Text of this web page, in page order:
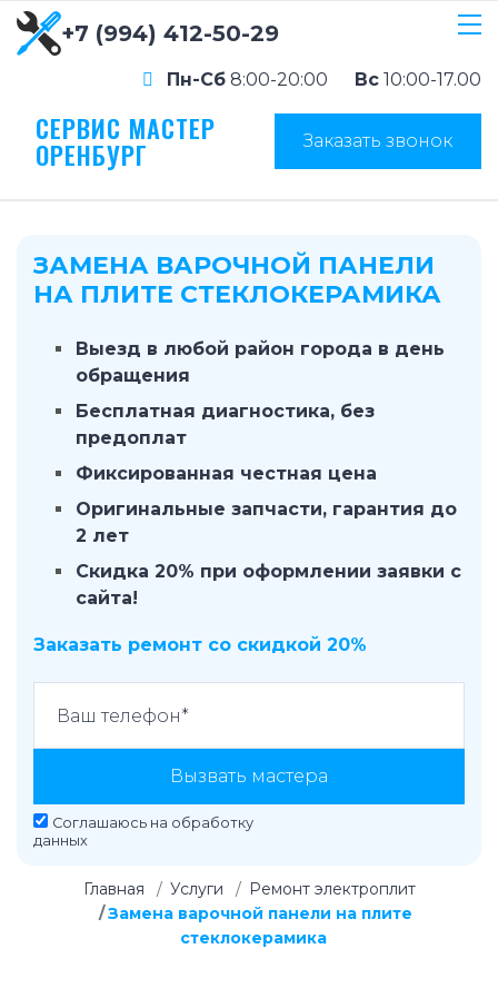
+7 (994) 412-50-29
Пн-Сб 8:00-20:00 Вс 10:00-17.00
СЕРВИС МАСТЕР
ОРЕНБУРГ Заказать звонок
ЗАМЕНА ВАРОЧНОЙ ПАНЕЛИ
НА ПЛИТЕ СТЕКЛОКЕРАМИКА
Выезд в любой район города в день
обращения
Бесплатная диагностика, без
предоплат
Фиксированная честная цена
Оригинальные запчасти, гарантия до
2 лет
Скидка 20% при оформлении заявки с
сайта!
Заказать ремонт со скидкой 20%
Вызвать мастера
Соглашаюсь на обработку
данных
Главная Услуги
Ремонт электроплит
Замена варочной панели на плите
стеклокерамика